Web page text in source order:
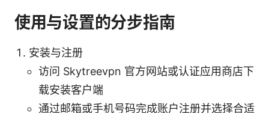
使用与设置的分步指南
安装与注册
访问 Skytreevpn 官方网站或认证应用商店下
载安装客户端
通过邮箱或手机号码完成账户注册并选择合适